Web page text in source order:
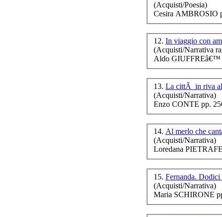
(Acquisti/Poesia)
Cesira AMBROSIO
12. In viaggio con
(Acquisti/Narrativa
Aldo GIUFFREâ€™
13. La cittÃ in riva
(Acquisti/Narrativa)
Enzo CONTE pp.
14. Al merlo che
(Acquisti/Narrativa)
Loredana
15. Fernanda.
(Acquisti/Narrativa)
Maria SCHIRONE